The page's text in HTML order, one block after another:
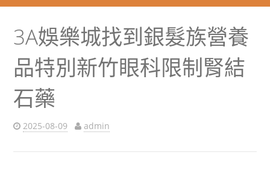
3A娛樂城找到銀髮族營養
品特別新竹眼科限制腎結
石藥
2025-08-09 admin